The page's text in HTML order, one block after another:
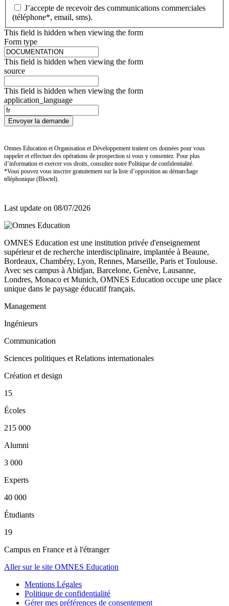
J’accepte de recevoir des communications commerciales
(téléphone*, email, sms).
This field is hidden when viewing the form
Form type
This field is hidden when viewing the form
source
This field is hidden when viewing the form
application_language
Envoyer la demande
Omnes Education et Organisation et Développement traitent ces données pour vous
rappeler et effectuer des opérations de prospection si vous y consentez. Pour plus
d’information et exercer vos droits, consultez notre Politique de confidentialité.
*Vous pouvez vous inscrire gratuitement sur la liste d’opposition au démarchage
téléphonique (Bloctel).
Last update on 08/07/2026
OMNES Education est une institution privée d'enseignement
supérieur et de recherche interdisciplinaire, implantée à Beaune,
Bordeaux, Chambéry, Lyon, Rennes, Marseille, Paris et Toulouse.
Avec ses campus à Abidjan, Barcelone, Genève, Lausanne,
Londres, Monaco et Munich, OMNES Education occupe une place
unique dans le paysage éducatif français.
Management
Ingénieurs
Communication
Sciences politiques et Relations internationales
Création et design
15
Écoles
215 000
Alumni
3 000
Experts
40 000
Étudiants
19
Campus en France et à l'étranger
Aller sur le site OMNES Education
Mentions Légales
Politique de confidentialité
Gérer mes préférences de consentement